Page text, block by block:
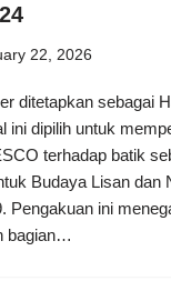
22, 2026
ditetapkan sebagai
ini dipilih untuk
terhadap batik
Budaya Lisan dan
Pengakuan ini
bagian…